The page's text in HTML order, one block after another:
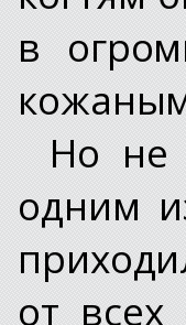
в
Но не
одним
от всех